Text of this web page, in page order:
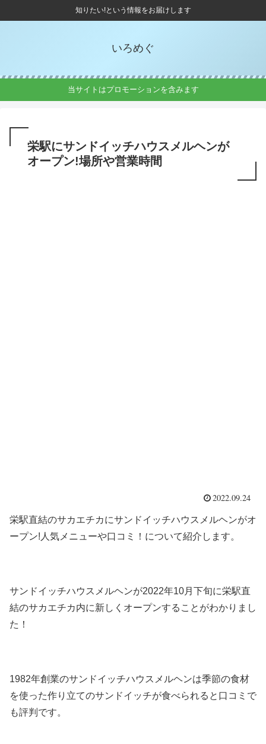
知りたい!という情報をお届けします
いろめぐ
当サイトはプロモーションを含みます
栄駅にサンドイッチハウスメルヘンが
オープン!場所や営業時間
2022.09.24
栄駅直結のサカエチカにサンドイッチハウスメルヘンがオ
ープン!人気メニューや口コミ！について紹介します。
サンドイッチハウスメルヘンが2022年10月下旬に栄駅直
結のサカエチカ内に新しくオープンすることがわかりまし
た！
1982年創業のサンドイッチハウスメルヘンは季節の食材
を使った作り立てのサンドイッチが食べられると口コミで
も評判です。